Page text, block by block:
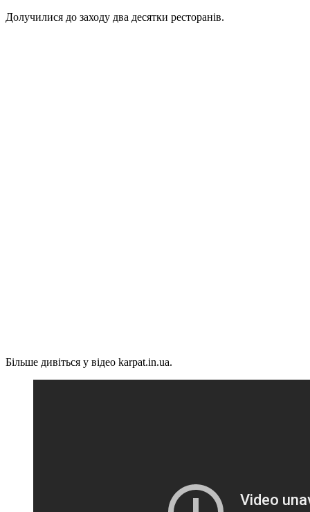
Долучилися до заходу два десятки ресторанів.
Більше дивіться у відео karpat.in.ua.